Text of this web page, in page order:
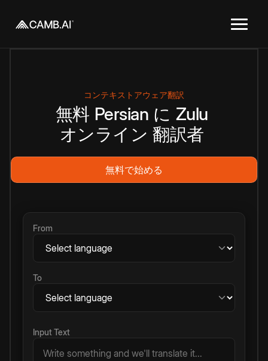
コンテキストアウェア翻訳
無料 Persian に Zulu
オンライン 翻訳者
無料で始める
From
To
Input Text